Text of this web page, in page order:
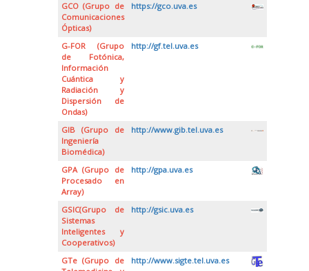
GCO (Grupo de
Comunicaciones
Ópticas)
https://gco.uva.es
G-FOR (Grupo
de Fotónica,
Información
Cuántica y
Radiación y
Dispersión de
Ondas)
http://gf.tel.uva.es
GIB (Grupo de
Ingeniería
Biomédica)
http://www.gib.tel.uva.es
GPA (Grupo de
Procesado en
Array)
http://gpa.uva.es
GSIC(Grupo de
Sistemas
Inteligentes y
Cooperativos)
http://gsic.uva.es
GTe (Grupo de
http://www.sigte.tel.uva.es